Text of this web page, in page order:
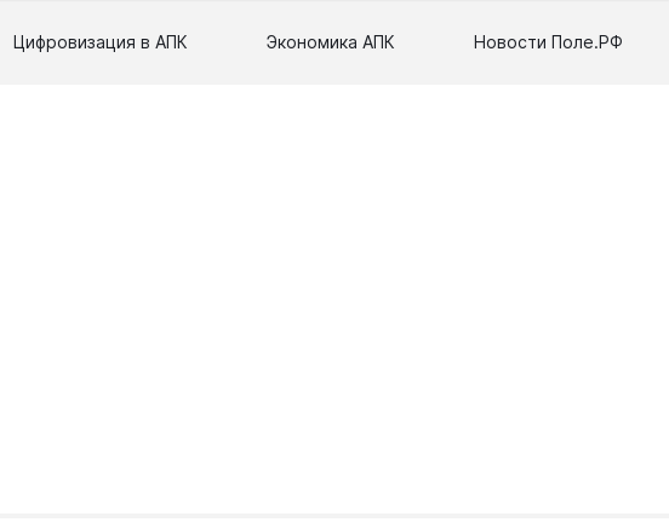
Цифровизация в АПК Экономика АПК Новости Поле.РФ